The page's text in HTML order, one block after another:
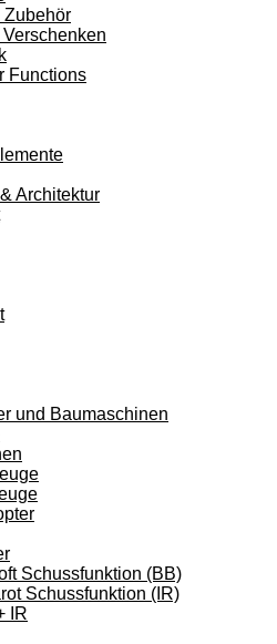
Zubehör
Verschenken
Functions
Architektur
und Baumaschinen
Schussfunktion (BB)
Schussfunktion (IR)
IR